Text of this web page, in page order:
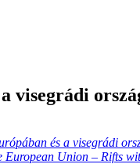
visegrádi
és a visegrádi
European Union – Rifts